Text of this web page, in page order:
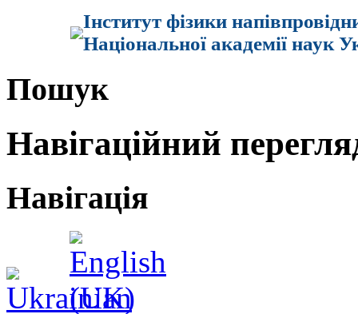
Інститут фізики
Національної академії наук
Пошук
Навігаційний
Навігація